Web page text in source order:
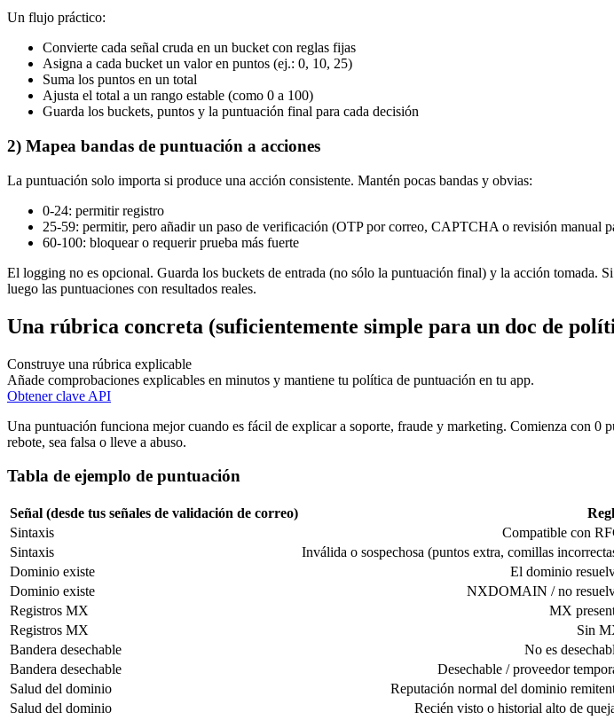
Un flujo práctico:
Convierte cada señal cruda en un bucket con reglas fijas
Asigna a cada bucket un valor en puntos (ej.: 0, 10, 25)
Suma los puntos en un total
Ajusta el total a un rango estable (como 0 a 100)
Guarda los buckets, puntos y la puntuación final para cada decisión
2) Mapea bandas de puntuación a acciones
La puntuación solo importa si produce una acción consistente. Mantén pocas bandas y obvias:
0-24: permitir registro
25-59: permitir, pero añadir un paso de verificación (OTP por correo, CAPTCHA o revisión manual
60-100: bloquear o requerir prueba más fuerte
El logging no es opcional. Guarda los buckets de entrada (no sólo la puntuación final) y la acción tomada.
luego las puntuaciones con resultados reales.
Una rúbrica concreta (suficientemente simple para un doc de
Construye una rúbrica explicable
Añade comprobaciones explicables en minutos y mantiene tu política de puntuación en tu app.
Obtener clave API
Una puntuación funciona mejor cuando es fácil de explicar a soporte, fraude y marketing. Comienza con 0
rebote, sea falsa o lleve a abuso.
Tabla de ejemplo de puntuación
Señal (desde tus señales de validación de correo)
Sintaxis
Compatible con
Sintaxis
Inválida o sospechosa (puntos extra, comillas
Dominio existe
El dominio
Dominio existe
NXDOMAIN / no
Registros MX
MX
Registros MX
Sin
Bandera desechable
No es
Bandera desechable
Desechable / proveedor
Salud del dominio
Reputación normal del dominio
Salud del dominio
Recién visto o historial alto de